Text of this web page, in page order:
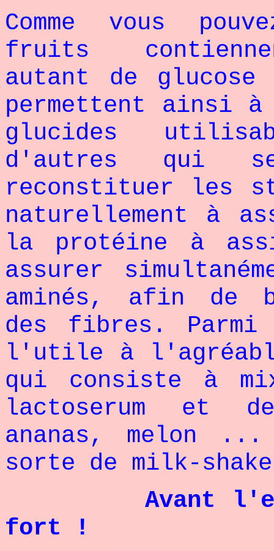
Comme vous
fruits
autant de
permettent ainsi
glucides
d'autres qui
reconstituer les
naturellement à
la protéine à
assurer
aminés, afin de
des fibres.
l'utile à
qui consiste à
lactoserum et
ananas, melon
sorte de milk-
Avant
fort !